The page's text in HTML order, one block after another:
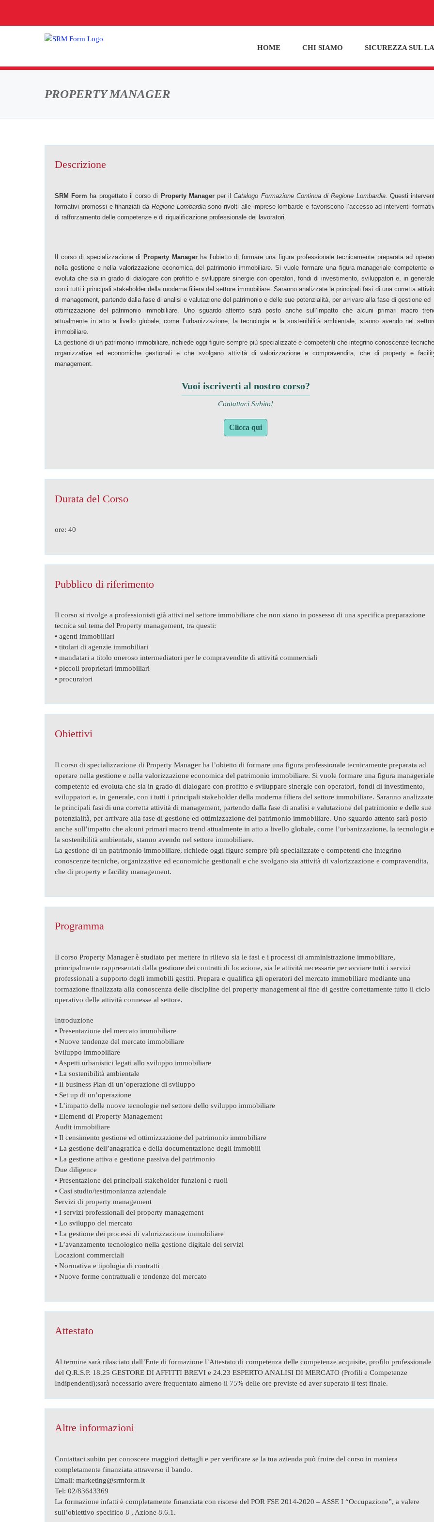
contenuto
HOME CHI SIAMO SICUREZZA SUL
PROPERTY MANAGER
Descrizione
SRM Form ha progettato il corso di Property Managerper ilCatalogo Formazione Continua di Regione Lombardia. Questi
formativi promossi e finanziati da Regione Lombardiasono rivolti alle imprese lombarde e favoriscono l’accesso ad interventi
di rafforzamento delle competenze e di riqualificazione professionale dei lavoratori.
Il corso di specializzazione di Property Managerha l’obietto di formare una figura professionale tecnicamente preparata ad
nella gestione e nella valorizzazione economica del patrimonio immobiliare. Si vuole formare una figura manageriale competente
evoluta che sia in grado di dialogare con profitto e sviluppare sinergie con operatori, fondi di investimento, sviluppatori e, in
con i tutti i principali stakeholder della moderna filiera del settore immobiliare. Saranno analizzate le principali fasi di una corretta
di management, partendo dalla fase di analisi e valutazione del patrimonio e delle sue potenzialità, per arrivare alla fase di gestione ed
ottimizzazione del patrimonio immobiliare. Uno sguardo attento sarà posto anche sull’impatto che alcuni primari macro
attualmente in atto a livello globale, come l’urbanizzazione, la tecnologia e la sostenibilità ambientale, stanno avendo nel
immobiliare.
La gestione di un patrimonio immobiliare, richiede oggi figure sempre più specializzate e competenti che integrino conoscenze
organizzative ed economiche gestionali e che svolgano attività di valorizzazione e compravendita, che di property e
management.
Vuoi iscriverti al nostro corso?
Contattaci Subito!
Clicca qui
Durata del Corso
ore: 40
Pubblico di riferimento
Il corso si rivolge a professionisti già attivi nel settore immobiliare che non siano in possesso di una specifica preparazione
tecnica sul tema del Property management, tra questi:
• agenti immobiliari
• titolari di agenzie immobiliari
• mandatari a titolo oneroso intermediatori per le compravendite di attività commerciali
• piccoli proprietari immobiliari
• procuratori
Obiettivi
Il corso di specializzazione di Property Manager ha l’obietto di formare una figura professionale tecnicamente preparata ad
operare nella gestione e nella valorizzazione economica del patrimonio immobiliare. Si vuole formare una figura manageriale
competente ed evoluta che sia in grado di dialogare con profitto e sviluppare sinergie con operatori, fondi di investimento,
sviluppatori e, in generale, con i tutti i principali stakeholder della moderna filiera del settore immobiliare. Saranno analizzate
le principali fasi di una corretta attività di management, partendo dalla fase di analisi e valutazione del patrimonio e delle sue
potenzialità, per arrivare alla fase di gestione ed ottimizzazione del patrimonio immobiliare. Uno sguardo attento sarà posto
anche sull’impatto che alcuni primari macro trend attualmente in atto a livello globale, come l’urbanizzazione, la tecnologia e
la sostenibilità ambientale, stanno avendo nel settore immobiliare.
La gestione di un patrimonio immobiliare, richiede oggi figure sempre più specializzate e competenti che integrino
conoscenze tecniche, organizzative ed economiche gestionali e che svolgano sia attività di valorizzazione e compravendita,
che di property e facility management.
Programma
Il corso Property Manager è studiato per mettere in rilievo sia le fasi e i processi di amministrazione immobiliare,
principalmente rappresentati dalla gestione dei contratti di locazione, sia le attività necessarie per avviare tutti i servizi
professionali a supporto degli immobili gestiti. Prepara e qualifica gli operatori del mercato immobiliare mediante una
formazione finalizzata alla conoscenza delle discipline del property management al fine di gestire correttamente tutto il ciclo
operativo delle attività connesse al settore.
Introduzione
• Presentazione del mercato immobiliare
• Nuove tendenze del mercato immobiliare
Sviluppo immobiliare
• Aspetti urbanistici legati allo sviluppo immobiliare
• La sostenibilità ambientale
• Il business Plan di un’operazione di sviluppo
• Set up di un’operazione
• L’impatto delle nuove tecnologie nel settore dello sviluppo immobiliare
• Elementi di Property Management
Audit immobiliare
• Il censimento gestione ed ottimizzazione del patrimonio immobiliare
• La gestione dell’anagrafica e della documentazione degli immobili
• La gestione attiva e gestione passiva del patrimonio
Due diligence
• Presentazione dei principali stakeholder funzioni e ruoli
• Casi studio/testimonianza aziendale
Servizi di property management
• I servizi professionali del property management
• Lo sviluppo del mercato
• La gestione dei processi di valorizzazione immobiliare
• L’avanzamento tecnologico nella gestione digitale dei servizi
Locazioni commerciali
• Normativa e tipologia di contratti
• Nuove forme contrattuali e tendenze del mercato
Attestato
Al termine sarà rilasciato dall’Ente di formazione l’Attestato di competenza delle competenze acquisite, profilo professionale
del Q.R.S.P. 18.25 GESTORE DI AFFITTI BREVI e 24.23 ESPERTO ANALISI DI MERCATO (Profili e Competenze
Indipendenti);sarà necessario avere frequentato almeno il 75% delle ore previste ed aver superato il test finale.
Altre informazioni
Contattaci subito per conoscere maggiori dettagli e per verificare se la tua azienda può fruire del corso in maniera
completamente finanziata attraverso il bando.
Email: marketing@srmform.it
Tel: 02/83643369
La formazione infatti è completamente finanziata con risorse del POR FSE 2014-2020 – ASSE I “Occupazione”, a valere
sull’obiettivo specifico 8 , Azione 8.6.1.